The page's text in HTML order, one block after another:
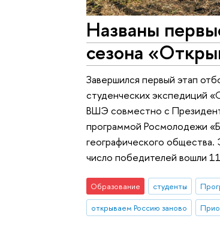
Названы
сезона
Завершился первый этап
студенческих экспедиций
ВШЭ совместно с
программой Росмолодежи
географического общества.
число победителей вошли
Образование студенты
открываем Россию заново